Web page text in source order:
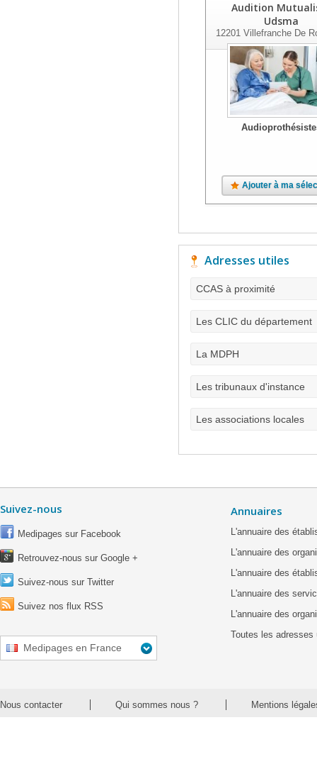
Audition
Udsma
12201Villefranche De
Ajouter à ma
Adresses utiles
CCAS à proximité
Les CLIC du département
La MDPH
Les tribunaux d'instance
Les associations locales
Suivez-nous
Medipages sur Facebook
Retrouvez-nous sur Google +
Suivez-nous sur Twitter
Suivez nos flux RSS
Medipages en France
Annuaires
L'annuaire des
L'annuaire des
L'annuaire des
L'annuaire des
L'annuaire des
Toutes les adresses
Nous contacter Qui sommes nous ? Mentions